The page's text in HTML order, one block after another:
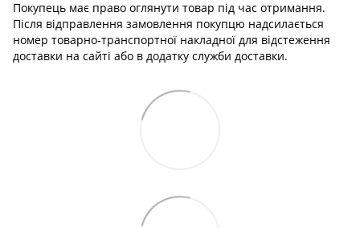
Покупець має право оглянути товар під час отримання.
Після відправлення замовлення покупцю надсилається
номер товарно-транспортної накладної для відстеження
доставки на сайті або в додатку служби доставки.